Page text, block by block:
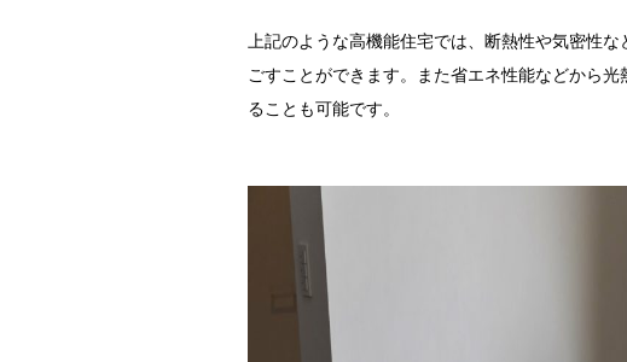
上記のような高機能住宅では、断熱性や気密性
ごすことができます。また省エネ性能などから
ることも可能です。